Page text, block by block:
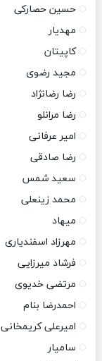
حسین حصارکی
مهدیار
کاپیتان
مجید رضوی
رضا رضانژاد
رضا مرانلو
امیر عرفانی
رضا صادقی
سعید شمس
محمد زینعلی
میهاد
مهرزاد اسفندیاری
فرشاد میرزایی
مرتضی خدیوی
احمدرضا بنام
امیرعلی کریمخانی
سامیار